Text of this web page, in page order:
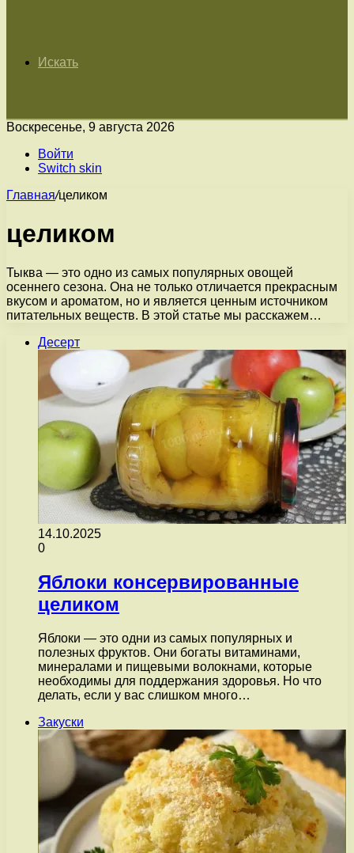
Искать
Воскресенье, 9 августа 2026
Войти
Switch skin
Главная/целиком
целиком
Тыква — это одно из самых популярных овощей
осеннего сезона. Она не только отличается прекрасным
вкусом и ароматом, но и является ценным источником
питательных веществ. В этой статье мы расскажем…
Десерт
14.10.2025
0
Яблоки консервированные
целиком
Яблоки — это одни из самых популярных и
полезных фруктов. Они богаты витаминами,
минералами и пищевыми волокнами, которые
необходимы для поддержания здоровья. Но что
делать, если у вас слишком много…
Закуски